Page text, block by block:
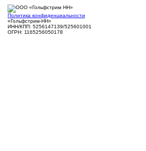
Политика конфиденциальности
«Гольфстрим-НН»
ИНН/КПП: 5256147139/525601001
ОГРН: 1165256050178